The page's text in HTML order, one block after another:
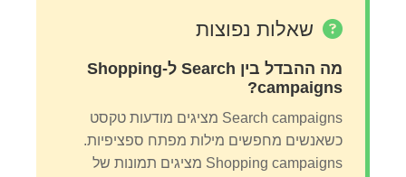
שאלות נפוצות
מה ההבדל בין Search ל-Shopping
campaigns?
Search campaigns מציגים מודעות טקסט
כשאנשים מחפשים מילות מפתח ספציפיות.
Shopping campaigns מציגים תמונות של